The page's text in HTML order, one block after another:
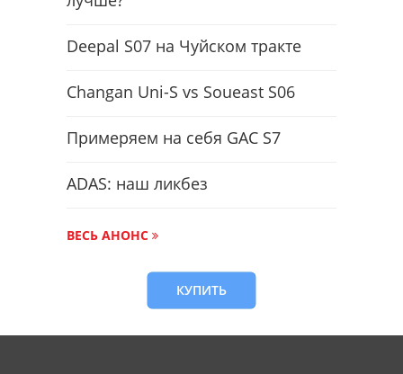
Deepal S07 на Чуйском тракте
Changan Uni-S vs Soueast S06
Примеряем на себя GAC S7
ADAS: наш ликбез
ВЕСЬ АНОНС
КУПИТЬ